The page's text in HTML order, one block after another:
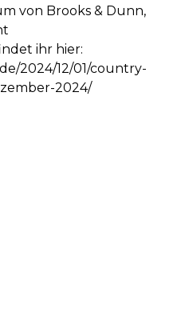
von Brooks & Dunn,
ihr hier:
2024/12/01/country-
2024/